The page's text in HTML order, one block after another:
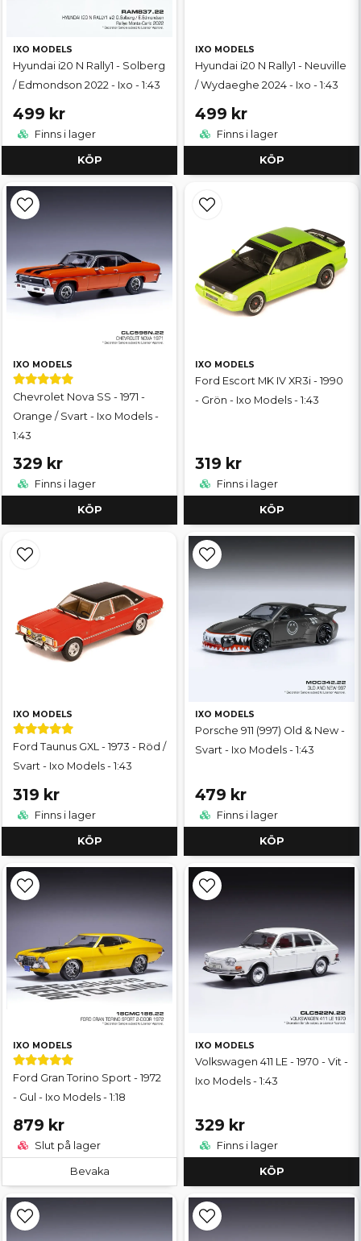
IXO MODELS
Hyundai i20 N Rally1 - Solberg
/ Edmondson 2022 - Ixo - 1:43
499 kr
Finns i lager
KÖP
IXO MODELS
Hyundai i20 N Rally1 - Neuville
/ Wydaeghe 2024 - Ixo - 1:43
499 kr
Finns i lager
KÖP
IXO MODELS
Chevrolet Nova SS - 1971 -
Orange / Svart - Ixo Models -
1:43
329 kr
Finns i lager
KÖP
IXO MODELS
Ford Escort MK IV XR3i - 1990
- Grön - Ixo Models - 1:43
319 kr
Finns i lager
KÖP
IXO MODELS
Ford Taunus GXL - 1973 - Röd /
Svart - Ixo Models - 1:43
319 kr
Finns i lager
KÖP
IXO MODELS
Porsche 911 (997) Old & New -
Svart - Ixo Models - 1:43
479 kr
Finns i lager
KÖP
IXO MODELS
Ford Gran Torino Sport - 1972
- Gul - Ixo Models - 1:18
879 kr
Slut på lager
Bevaka
IXO MODELS
Volkswagen 411 LE - 1970 - Vit -
Ixo Models - 1:43
329 kr
Finns i lager
KÖP